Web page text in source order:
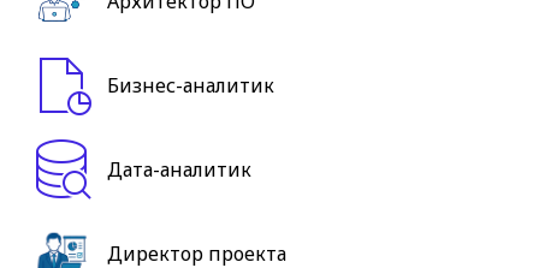
Бизнес-аналитик
Дата-аналитик
Директор проекта